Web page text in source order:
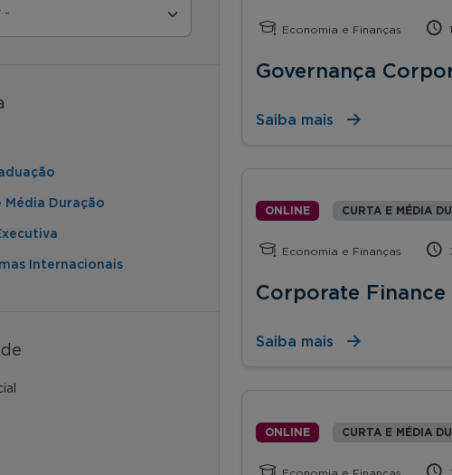
Média Duração
Internacionais
Economia e Finanças
Governança
Saiba mais
ONLINE CURTA E MÉDIA
Economia e Finanças
Corporate Finance
Saiba mais
ONLINE CURTA E MÉDIA